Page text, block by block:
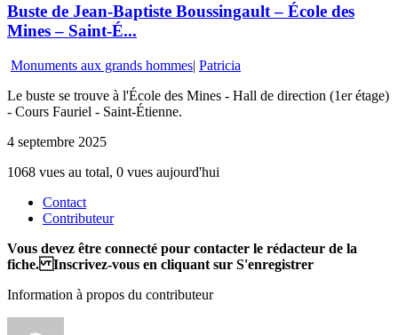
Buste de Jean-Baptiste Boussingault – École des
Mines – Saint-É...
Monuments aux grands hommes| Patricia
Le buste se trouve à l'École des Mines - Hall de direction (1er étage)
- Cours Fauriel - Saint-Étienne.
4 septembre 2025
1068 vues au total, 0 vues aujourd'hui
Contact
Contributeur
Vous devez être connecté pour contacter le rédacteur de la
fiche. Inscrivez-vous en cliquant sur S'enregistrer
Information à propos du contributeur